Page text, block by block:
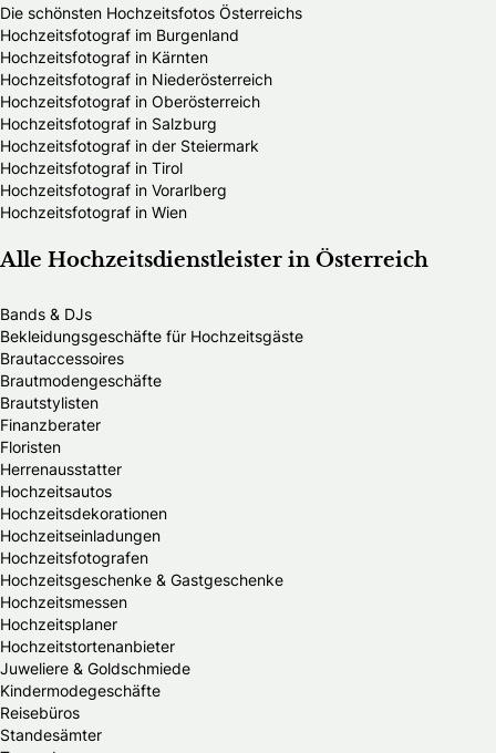
Die schönsten Hochzeitsfotos Österreichs
Hochzeitsfotograf im Burgenland
Hochzeitsfotograf in Kärnten
Hochzeitsfotograf in Niederösterreich
Hochzeitsfotograf in Oberösterreich
Hochzeitsfotograf in Salzburg
Hochzeitsfotograf in der Steiermark
Hochzeitsfotograf in Tirol
Hochzeitsfotograf in Vorarlberg
Hochzeitsfotograf in Wien
Alle Hochzeitsdienstleister in Österreich
Bands & DJs
Bekleidungsgeschäfte für Hochzeitsgäste
Brautaccessoires
Brautmodengeschäfte
Brautstylisten
Finanzberater
Floristen
Herrenausstatter
Hochzeitsautos
Hochzeitsdekorationen
Hochzeitseinladungen
Hochzeitsfotografen
Hochzeitsgeschenke & Gastgeschenke
Hochzeitsmessen
Hochzeitsplaner
Hochzeitstortenanbieter
Juweliere & Goldschmiede
Kindermodegeschäfte
Reisebüros
Standesämter